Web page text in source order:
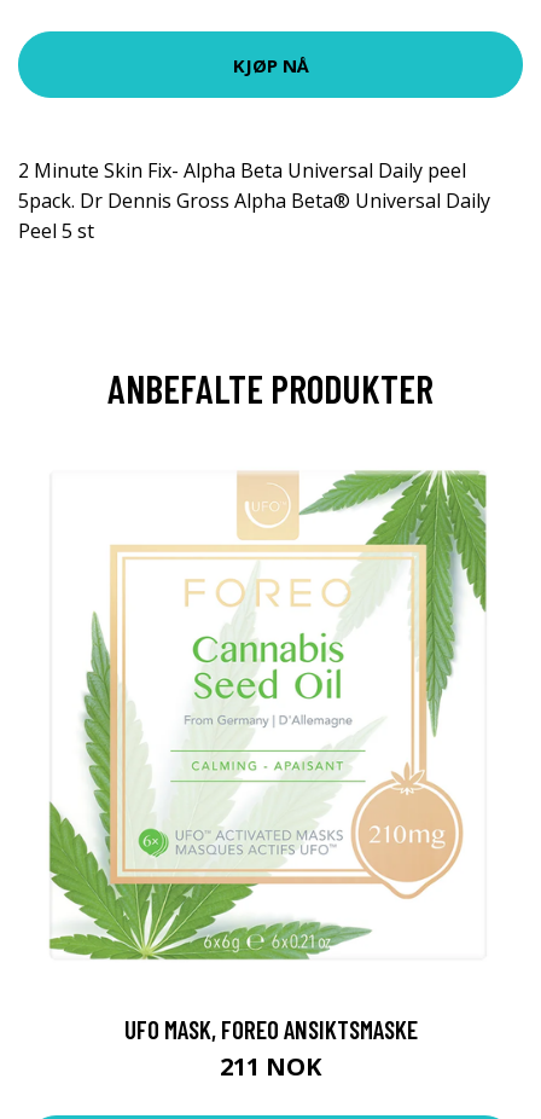
KJØP NÅ
2 Minute Skin Fix- Alpha Beta Universal Daily peel
5pack. Dr Dennis Gross Alpha Beta® Universal Daily
Peel 5 st
ANBEFALTE PRODUKTER
UFO MASK, FOREO ANSIKTSMASKE
211 NOK